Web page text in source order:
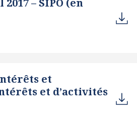
– SIPO (en
et
et d’activités